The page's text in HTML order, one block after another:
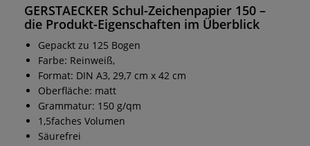
GERSTAECKER Schul-Zeichenpapier 150 –
die Produkt-Eigenschaften im Überblick
Gepackt zu 125 Bogen
Farbe: Reinweiß,
Format: DIN A3, 29,7 cm x 42 cm
Oberfläche: matt
Grammatur: 150 g/qm
1,5faches Volumen
Säurefrei